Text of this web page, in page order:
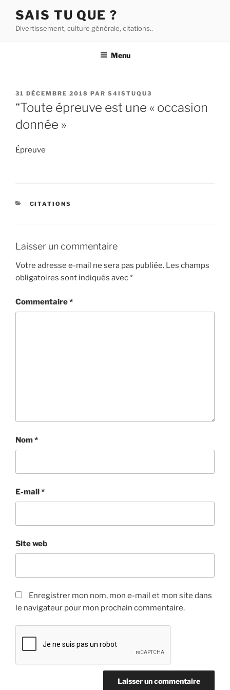
contenu
SAIS TU QUE ?
Divertissement, culture générale, citations..
Menu
PUBLIÉ
LE
31 DÉCEMBRE 2018 PAR S4ISTUQU3
“Toute épreuve est une « occasion
donnée »
Épreuve
CATÉGORIES
CITATIONS
Laisser un commentaire
Votre adresse e-mail ne sera pas publiée. Les champs
obligatoires sont indiqués avec*
Commentaire*
Nom*
E-mail*
Site web
Enregistrer mon nom, mon e-mail et mon site dans
le navigateur pour mon prochain commentaire.